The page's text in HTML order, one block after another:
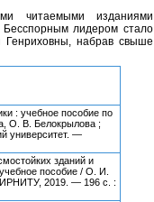
читаемыми изданиями
Бесспорным лидером стало
Генриховны, набрав свыше
: учебное пособие по
О. В. Белокрылова ;
университет. —
зданий и
пособие / О. И.
ИРНИТУ, 2019. — 196 с. :